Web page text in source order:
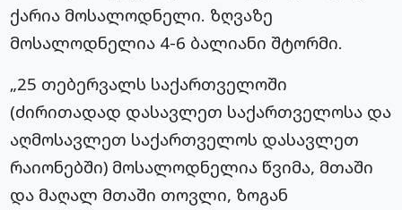
ქარია მოსალოდნელი. ზღვაზე
მოსალოდნელია 4-6 ბალიანი შტორმი.
„25 თებერვალს საქართველოში
(ძირითადად დასავლეთ საქართველოსა და
აღმოსავლეთ საქართველოს დასავლეთ
რაიონებში) მოსალოდნელია წვიმა, მთაში
და მაღალ მთაში თოვლი, ზოგან